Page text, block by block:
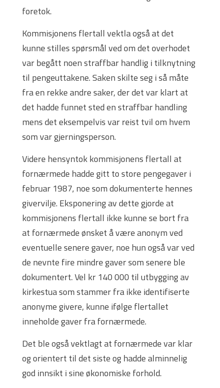
foretok.
Kommisjonens flertall vektla også at det
kunne stilles spørsmål ved om det overhodet
var begått noen straffbar handlig i tilknytning
til pengeuttakene. Saken skilte seg i så måte
fra en rekke andre saker, der det var klart at
det hadde funnet sted en straffbar handling
mens det eksempelvis var reist tvil om hvem
som var gjerningsperson.
Videre hensyntok kommisjonens flertall at
fornærmede hadde gitt to store pengegaver i
februar 1987, noe som dokumenterte hennes
givervilje. Eksponering av dette gjorde at
kommisjonens flertall ikke kunne se bort fra
at fornærmede ønsket å være anonym ved
eventuelle senere gaver, noe hun også var ved
de nevnte fire mindre gaver som senere ble
dokumentert. Vel kr 140 000 til utbygging av
kirkestua som stammer fra ikke identifiserte
anonyme givere, kunne ifølge flertallet
inneholde gaver fra fornærmede.
Det ble også vektlagt at fornærmede var klar
og orientert til det siste og hadde alminnelig
god innsikt i sine økonomiske forhold.